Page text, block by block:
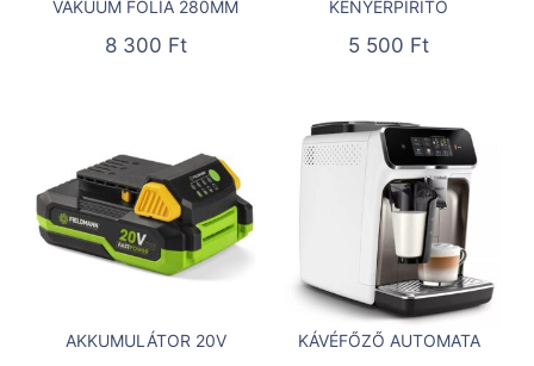
VÁKUUM FÓLIA 280MM
8 300 Ft
KENYÉRPIRÍTÓ
5 500 Ft
AKKUMULÁTOR 20V KÁVÉFŐZŐ AUTOMATA